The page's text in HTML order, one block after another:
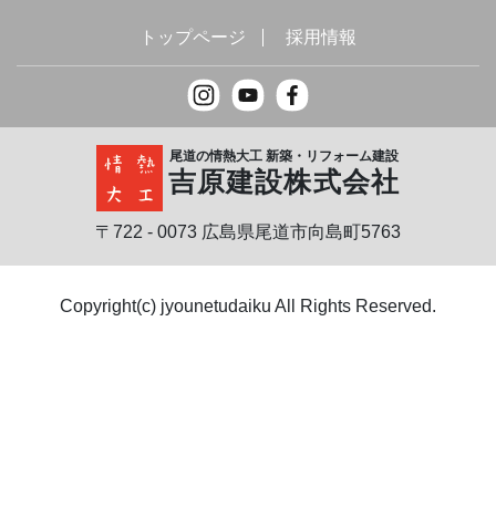
トップページ 採用情報
尾道の情熱大工 新築・リフォーム建設
吉原建設株式会社
〒722 - 0073 広島県尾道市向島町5763
Copyright(c) jyounetudaiku All Rights Reserved.